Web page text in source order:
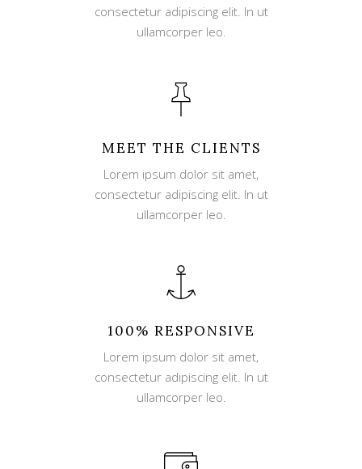
consectetur adipiscing elit. In ut
ullamcorper leo.
MEET THE CLIENTS
Lorem ipsum dolor sit amet,
consectetur adipiscing elit. In ut
ullamcorper leo.
100% RESPONSIVE
Lorem ipsum dolor sit amet,
consectetur adipiscing elit. In ut
ullamcorper leo.